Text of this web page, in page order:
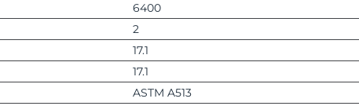
6400
2
17.1
17.1
ASTM A513